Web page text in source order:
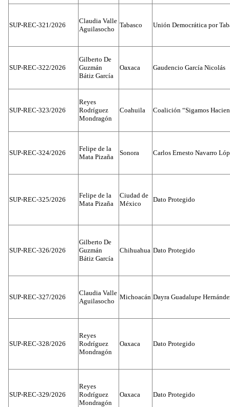
SUP-REC-321/2026
Claudia Valle
Aguilasocho
Tabasco Unión Democrática por
SUP-REC-322/2026
Gilberto De
Guzmán
Bátiz García
Oaxaca Gaudencio García Nicolás
SUP-REC-323/2026
Reyes
Rodríguez
Mondragón
Coahuila Coalición “Sigamos
SUP-REC-324/2026
Felipe de la
Mata Pizaña
Sonora Carlos Ernesto Navarro
SUP-REC-325/2026
Felipe de la
Mata Pizaña
Ciudad de
México
Dato Protegido
SUP-REC-326/2026
Gilberto De
Guzmán
Bátiz García
Chihuahua Dato Protegido
SUP-REC-327/2026
Claudia Valle
Aguilasocho
Michoacán Dayra Guadalupe
SUP-REC-328/2026
Reyes
Rodríguez
Mondragón
Oaxaca Dato Protegido
SUP-REC-329/2026
Reyes
Rodríguez
Mondragón
Oaxaca Dato Protegido